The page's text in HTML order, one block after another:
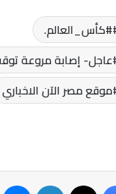
#كأس_العالم.
عاجل- إصابة مروعة
موقع مصر الآن الاخباري
فيسبوك لينكدإن